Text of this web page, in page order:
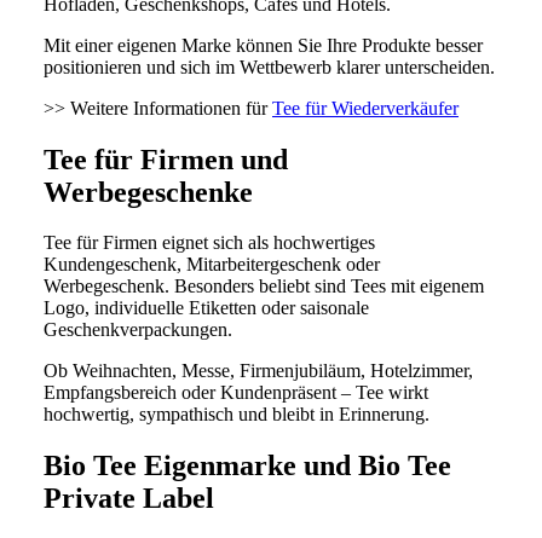
Mit einer eigenen Marke können Sie Ihre Produkte besser
positionieren und sich im Wettbewerb klarer unterscheiden.
>> Weitere Informationen fürTee für Wiederverkäufer
Tee für Firmen und
Werbegeschenke
Tee für Firmen eignet sich als hochwertiges
Kundengeschenk, Mitarbeitergeschenk oder
Werbegeschenk. Besonders beliebt sind Tees mit eigenem
Logo, individuelle Etiketten oder saisonale
Geschenkverpackungen.
Ob Weihnachten, Messe, Firmenjubiläum, Hotelzimmer,
Empfangsbereich oder Kundenpräsent – Tee wirkt
hochwertig, sympathisch und bleibt in Erinnerung.
Bio Tee Eigenmarke und Bio Tee
Private Label